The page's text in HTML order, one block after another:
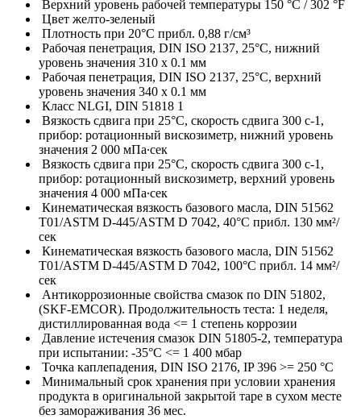
Верхний уровень рабочей температуры 150 °C / 302 °F
Цвет желто-зеленый
Плотность при 20°C прибл. 0,88 г/см³
Рабочая пенетрация, DIN ISO 2137, 25°C, нижний
уровень значения 310 x 0.1 мм
Рабочая пенетрация, DIN ISO 2137, 25°C, верхний
уровень значения 340 x 0.1 мм
Класс NLGI, DIN 51818 1
Вязкость сдвига при 25°C, скорость сдвига 300 с-1,
прибор: ротационный вискозиметр, нижний уровень
значения 2 000 мПа∙сек
Вязкость сдвига при 25°C, скорость сдвига 300 с-1,
прибор: ротационный вискозиметр, верхний уровень
значения 4 000 мПа∙сек
Кинематическая вязкость базового масла, DIN 51562
T01/ASTM D-445/ASTM D 7042, 40°C прибл. 130 мм²/
сек
Кинематическая вязкость базового масла, DIN 51562
T01/ASTM D-445/ASTM D 7042, 100°C прибл. 14 мм²/
сек
Антикоррозионные свойства смазок по DIN 51802,
(SKF-EMCOR). Продолжительность теста: 1 неделя,
дистиллированная вода <= 1 степень коррозии
Давление истечения смазок DIN 51805-2, температура
при испытании: -35°C <= 1 400 мбар
Точка каплепадения, DIN ISO 2176, IP 396 >= 250 °C
Минимальный срок хранения при условии хранения
продукта в оригинальной закрытой таре в сухом месте
без замораживания 36 мес.